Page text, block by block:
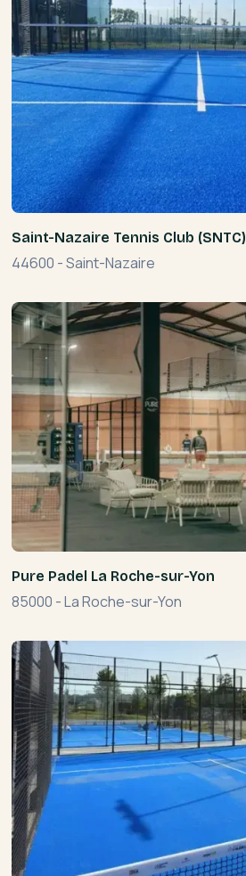
Saint-Nazaire Tennis Club (SNTC)
44600 -Saint-Nazaire
Pure Padel La Roche-sur-Yon
85000 -La Roche-sur-Yon